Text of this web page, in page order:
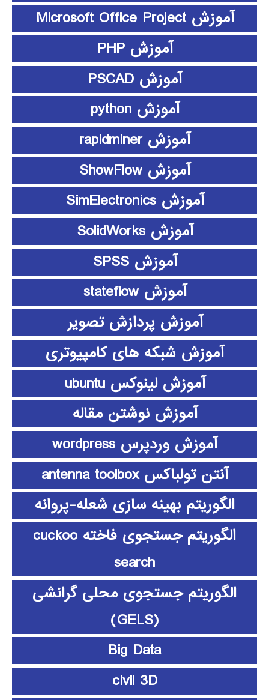
آموزش Microsoft Office Project
آموزش PHP
آموزش PSCAD
آموزش python
آموزش rapidminer
آموزش ShowFlow
آموزش SimElectronics
آموزش SolidWorks
آموزش SPSS
آموزش stateflow
آموزش پردازش تصویر
آموزش شبکه های کامپیوتری
آموزش لینوکس ubuntu
آموزش نوشتن مقاله
آموزش وردپرس wordpress
آنتن تولباکس antenna toolbox
الگوریتم بهینه سازی شعله-پروانه
الگوریتم جستجوی فاخته cuckoo
search
الگوریتم جستجوی محلی گرانشی
(GELS)
Big Data
civil 3D